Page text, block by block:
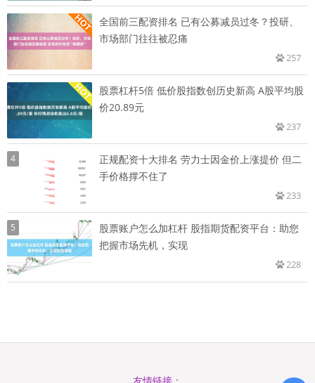
全国前三配资排名 已有公募减员过冬？投研、
市场部门往往被忍痛
257
股票杠杆5倍 低价股指数创历史新高 A股平均股
价20.89元
237
4
正规配资十大排名 劳力士因金价上涨提价 但二
手价格撑不住了
233
5
股票账户怎么加杠杆 股指期货配资平台：助您
把握市场先机，实现
228
友情链接：